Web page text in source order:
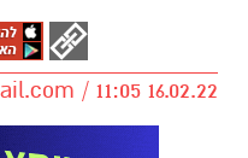
/ 11:05 16.02.22